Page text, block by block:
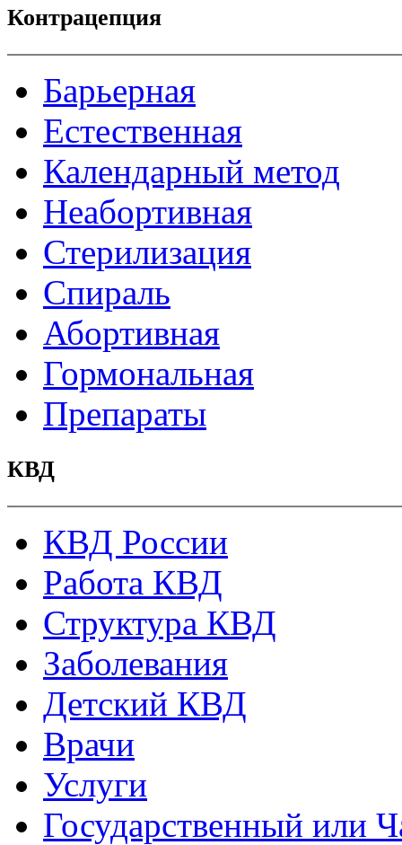
Контрацепция
Барьерная
Естественная
Календарный метод
Неабортивная
Стерилизация
Спираль
Абортивная
Гормональная
Препараты
КВД
КВД России
Работа КВД
Структура КВД
Заболевания
Детский КВД
Врачи
Услуги
Государственный или